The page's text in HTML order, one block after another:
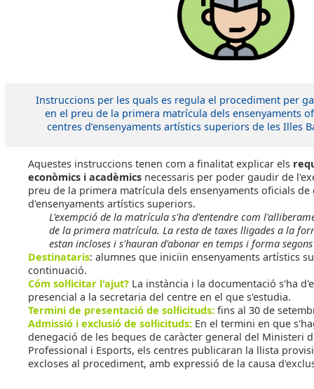
Instruccions per les quals es regula el procediment per
en el preu de la primera matrícula dels ensenyaments
centres d’ensenyaments artístics superiors de les Illes
Aquestes instruccions tenen com a finalitat explicar els
econòmics i acadèmics necessaris per poder gaudir de
preu de la primera matrícula dels ensenyaments oficials
d'ensenyaments artístics superiors.
L'exempció de la matrícula s'ha d'entendre com
de la primera matrícula. La resta de taxes lligades a la
estan incloses i s'hauran d'abonar en temps i forma
Destinataris: alumnes que iniciïn ensenyaments artístics
continuació.
Cóm sol·licitar l'ajut? La instància i la documentació s'ha
presencial a la secretaria del centre en el que s'estudia.
Termini de presentació de sol·licituds: fins al 30 de
Admissió i exclusió de sol·licituds: En el termini en que
denegació de les beques de caràcter general del Ministeri
Professional i Esports, els centres publicaran la llista
excloses al procediment, amb expressió de la causa